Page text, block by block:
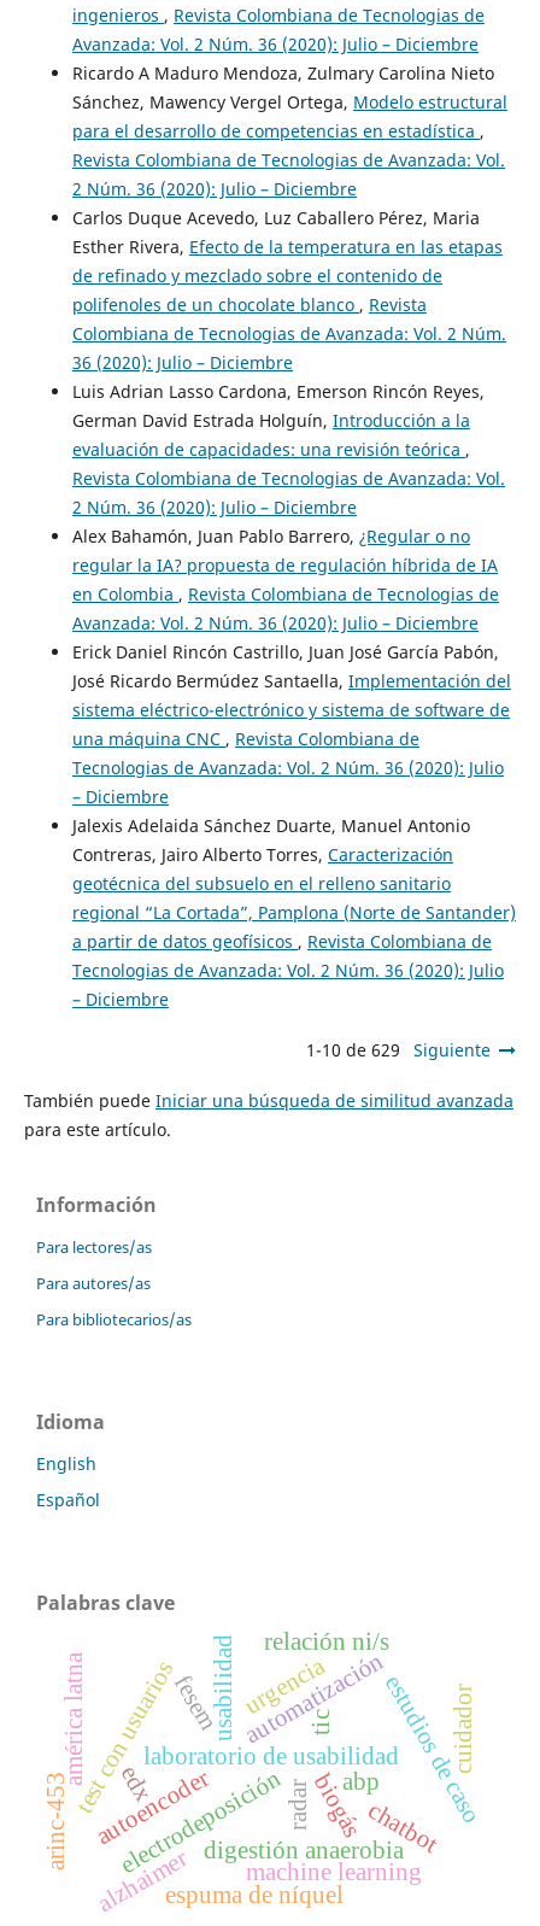
ingenieros , Revista Colombiana de Tecnologias de
Avanzada: Vol. 2 Núm. 36 (2020): Julio – Diciembre
Ricardo A Maduro Mendoza, Zulmary Carolina Nieto
Sánchez, Mawency Vergel Ortega, Modelo estructural
para el desarrollo de competencias en estadística ,
Revista Colombiana de Tecnologias de Avanzada: Vol.
2 Núm. 36 (2020): Julio – Diciembre
Carlos Duque Acevedo, Luz Caballero Pérez, Maria
Esther Rivera, Efecto de la temperatura en las etapas
de refinado y mezclado sobre el contenido de
polifenoles de un chocolate blanco , Revista
Colombiana de Tecnologias de Avanzada: Vol. 2 Núm.
36 (2020): Julio – Diciembre
Luis Adrian Lasso Cardona, Emerson Rincón Reyes,
German David Estrada Holguín, Introducción a la
evaluación de capacidades: una revisión teórica ,
Revista Colombiana de Tecnologias de Avanzada: Vol.
2 Núm. 36 (2020): Julio – Diciembre
Alex Bahamón, Juan Pablo Barrero, ¿Regular o no
regular la IA? propuesta de regulación híbrida de IA
en Colombia , Revista Colombiana de Tecnologias de
Avanzada: Vol. 2 Núm. 36 (2020): Julio – Diciembre
Erick Daniel Rincón Castrillo, Juan José García Pabón,
José Ricardo Bermúdez Santaella, Implementación del
sistema eléctrico-electrónico y sistema de software de
una máquina CNC , Revista Colombiana de
Tecnologias de Avanzada: Vol. 2 Núm. 36 (2020): Julio
– Diciembre
Jalexis Adelaida Sánchez Duarte, Manuel Antonio
Contreras, Jairo Alberto Torres, Caracterización
geotécnica del subsuelo en el relleno sanitario
regional “La Cortada”, Pamplona (Norte de Santander)
a partir de datos geofísicos , Revista Colombiana de
Tecnologias de Avanzada: Vol. 2 Núm. 36 (2020): Julio
– Diciembre
1-10 de 629 Siguiente
También puede Iniciar una búsqueda de similitud avanzada
para este artículo.
Información
Para lectores/as
Para autores/as
Para bibliotecarios/as
Idioma
English
Español
Palabras clave
laboratorio de usabilidad
test con usuarios usabilidad
digestión anaerobia
automatización
biogás
autoencoder
machine learning
abpestudios de caso
electrodeposición
espuma de níquel
fesem
edx
relación ni/s
chatbot
alzhaimer
cuidador
urgencia
tic
américa latna
radar
arinc-453